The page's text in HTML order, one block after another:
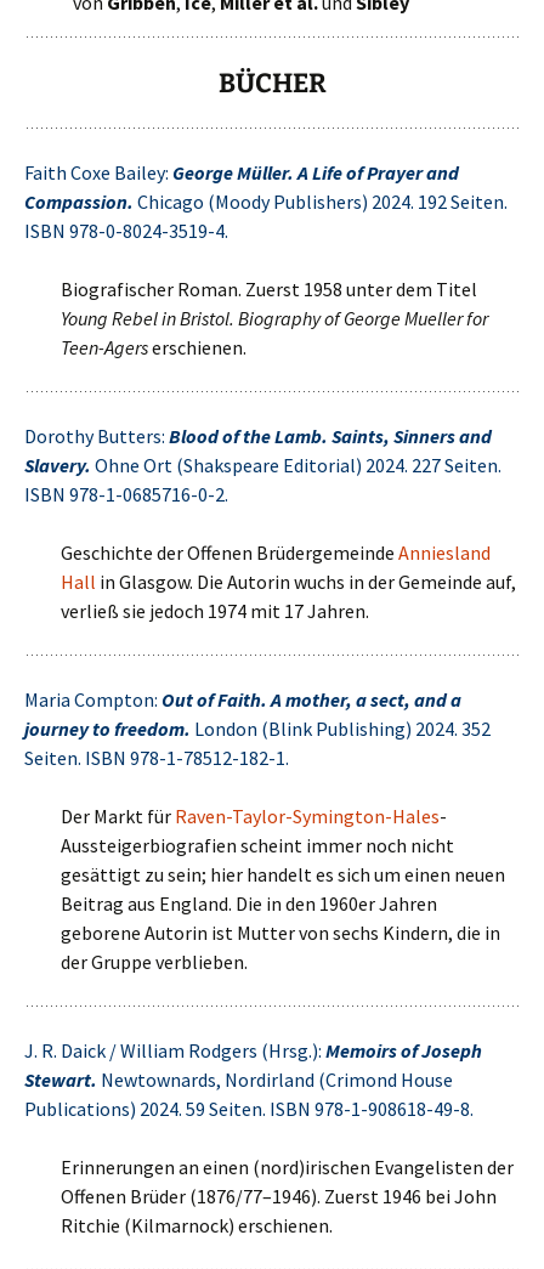
BÜCHER
Faith Coxe Bailey: George Müller. A Life of Prayer and
Compassion. Chicago (Moody Publishers) 2024. 192 Seiten.
ISBN 978-0-8024-3519-4.
Biografischer Roman. Zuerst 1958 unter dem Titel
Young Rebel in Bristol. Biography of George Mueller for
Teen-Agerserschienen.
Dorothy Butters: Blood of the Lamb. Saints, Sinners and
Slavery. Ohne Ort (Shakspeare Editorial) 2024. 227 Seiten.
ISBN 978-1-0685716-0-2.
Geschichte der Offenen Brüdergemeinde Anniesland
Hall in Glasgow. Die Autorin wuchs in der Gemeinde auf,
verließ sie jedoch 1974 mit 17 Jahren.
Maria Compton: Out of Faith. A mother, a sect, and a
journey to freedom. London (Blink Publishing) 2024. 352
Seiten. ISBN 978-1-78512-182-1.
Der Markt für Raven-Taylor-Symington-Hales-
Aussteigerbiografien scheint immer noch nicht
gesättigt zu sein; hier handelt es sich um einen neuen
Beitrag aus England. Die in den 1960er Jahren
geborene Autorin ist Mutter von sechs Kindern, die in
der Gruppe verblieben.
J. R. Daick / William Rodgers (Hrsg.): Memoirs of Joseph
Stewart. Newtownards, Nordirland (Crimond House
Publications) 2024. 59 Seiten. ISBN 978-1-908618-49-8.
Erinnerungen an einen (nord)irischen Evangelisten der
Offenen Brüder (1876/77–1946). Zuerst 1946 bei John
Ritchie (Kilmarnock) erschienen.